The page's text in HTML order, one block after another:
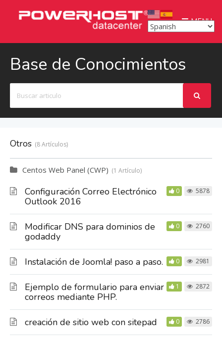
MENU
Base de Conocimientos
Otros 8 Artículos
Centos Web Panel (CWP) 1 Artículo
Configuración Correo Electrónico
Outlook 2016
0 5878
Modificar DNS para dominios de
godaddy
0 2760
Instalación de Joomla! paso a paso. 0 2981
Ejemplo de formulario para enviar
correos mediante PHP.
1 2872
creación de sitio web con sitepad 0 2786